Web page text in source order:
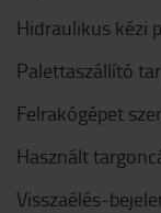
Hidraulikus kézi
Palettaszállító
Felrakógépet
Használt
Visszaélés-